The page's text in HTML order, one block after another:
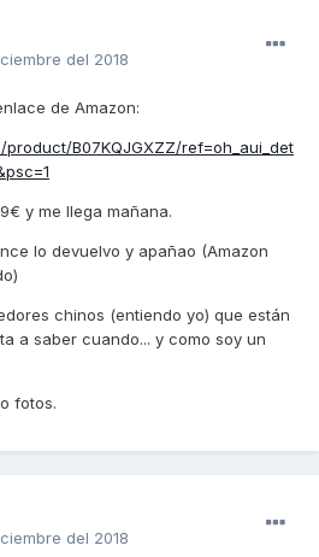
del 2018
de Amazon:
B07KQJGXZZ/ref=oh_aui_det
y me llega mañana.
lo devuelvo y apañao (Amazon
chinos (entiendo yo) que están
a saber cuando... y como soy un
fotos.
del 2018